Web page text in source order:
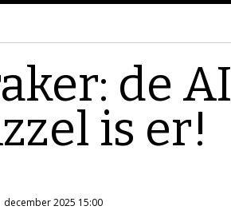
de
is er!
december 2025 15:00